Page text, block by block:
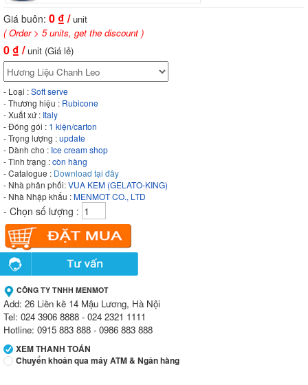
Giá buôn: 0 ₫ / unit
( Order > 5 units, get the discount )
0 ₫ /unit (Giá lẻ)
- Loại :Soft serve
- Thương hiệu : Rubicone
- Xuất xứ : Italy
- Đóng gói : 1 kiện/carton
- Trọng lượng :update
- Dành cho : Ice cream shop
- Tình trạng :còn hàng
- Catalogue : Download tại đây
- Nhà phân phối:VUA KEM (GELATO-KING)
- Nhà Nhập khẩu :MENMOT CO., LTD
- Chọn số lượng :
CÔNG TY TNHH MENMOT
Add: 26 Liền kề 14 Mậu Lương, Hà Nội
Tel: 024 3906 8888 - 024 2321 1111
Hotline: 0915 883 888 - 0986 883 888
XEM THANH TOÁN
Chuyển khoản qua máy ATM & Ngân hàng